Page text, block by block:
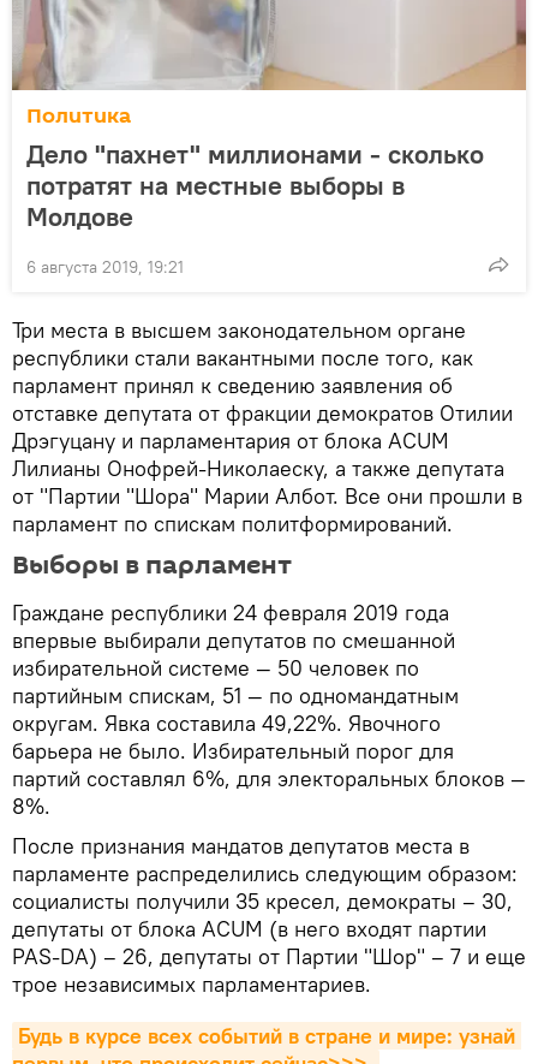
Политика
Дело "пахнет" миллионами - сколько
потратят на местные выборы в
Молдове
6 августа 2019, 19:21
Три места в высшем законодательном органе
республики стали вакантными после того, как
парламент принял к сведению заявления об
отставке депутата от фракции демократов Отилии
Дрэгуцану и парламентария от блока ACUM
Лилианы Онофрей-Николаеску, а также депутата
от "Партии "Шора" Марии Албот. Все они прошли в
парламент по спискам политформирований.
Выборы в парламент
Граждане республики 24 февраля 2019 года
впервые выбирали депутатов по смешанной
избирательной системе — 50 человек по
партийным спискам, 51 — по одномандатным
округам. Явка составила 49,22%. Явочного
барьера не было. Избирательный порог для
партий составлял 6%, для электоральных блоков —
8%.
После признания мандатов депутатов места в
парламенте распределились следующим образом:
социалисты получили 35 кресел, демократы – 30,
депутаты от блока ACUM (в него входят партии
PAS-DA) – 26, депутаты от Партии "Шор" – 7 и еще
трое независимых парламентариев.
Будь в курсе всех событий в стране и мире: узнай